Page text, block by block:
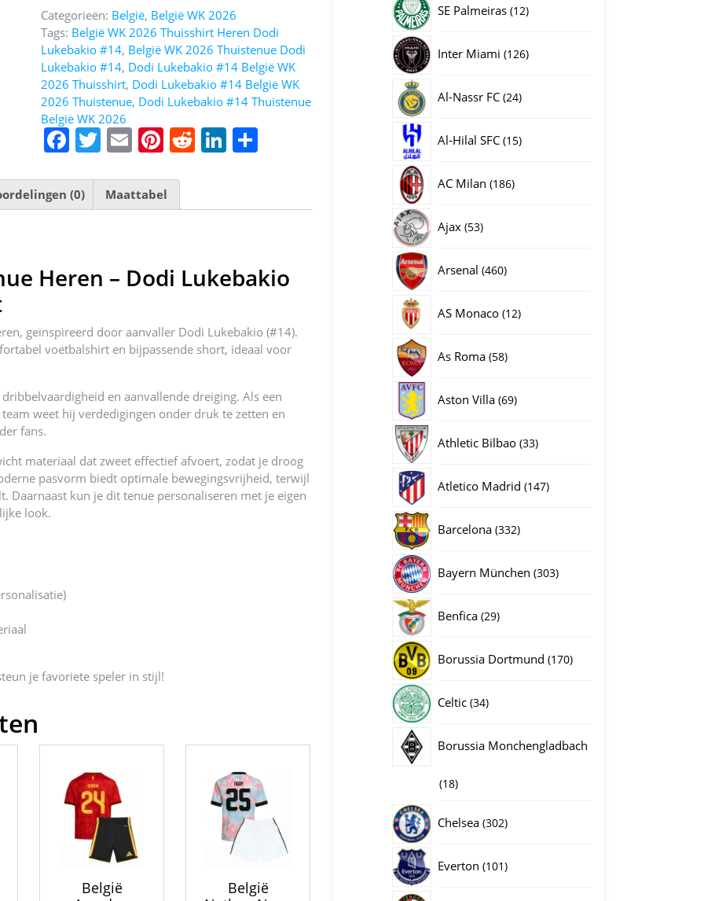
Categorieën: België, België WK 2026
Tags: België WK 2026 Thuisshirt Heren Dodi
Lukebakio #14, België WK 2026 Thuistenue Dodi
Lukebakio #14, Dodi Lukebakio #14 België WK
2026 Thuisshirt, Dodi Lukebakio #14 België WK
2026 Thuistenue, Dodi Lukebakio #14 Thuistenue
België WK 2026
F
c
e
o
o
T
itt
er
E
ai
l
Pi
er
e
R
di
Li
e
n
n
(0) Maattabel
Heren – Dodi Lukebakio
geïnspireerd door aanvaller Dodi Lukebakio (#14).
voetbalshirt en bijpassende short, ideaal voor
en aanvallende dreiging. Als een
weet hij verdedigingen onder druk te zetten en
fans.
materiaal dat zweet effectief afvoert, zodat je droog
pasvorm biedt optimale bewegingsvrijheid, terwijl
Daarnaast kun je dit tenue personaliseren met je eigen
look.
je favoriete speler in stijl!
België
België
SE Palmeiras 1212
Inter Miami 126126
Al-Nassr FC 2424
Al-Hilal SFC 1515
AC Milan 186186
Ajax 5353
Arsenal 460460
AS Monaco 1212
As Roma 5858
Aston Villa 6969
Athletic Bilbao 3333
Atletico Madrid 147147
Barcelona 332332
Bayern München 303303
Benfica 2929
Borussia Dortmund 170170
Celtic 3434
Borussia Monchengladbach
1818
producten
Chelsea 302302
Everton 101101